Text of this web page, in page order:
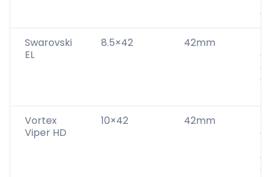
Swarovski
EL
8.5×42 42mm
e
Vortex
Viper HD
10×42 42mm